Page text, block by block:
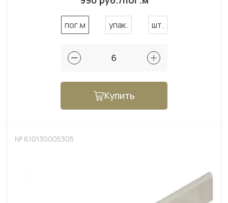
пог.м упак. шт.
Купить
№ 610130005305